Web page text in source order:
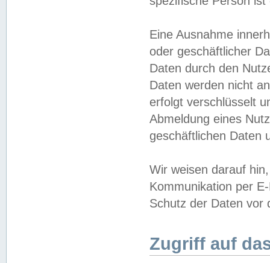
Eine Ausnahme
oder geschäftlicher
Daten durch den
Daten werden nicht
erfolgt verschlüsselt
Abmeldung eines
geschäftlichen Daten
Wir weisen darauf
Kommunikation per
Schutz der Daten vor
Zugriff auf